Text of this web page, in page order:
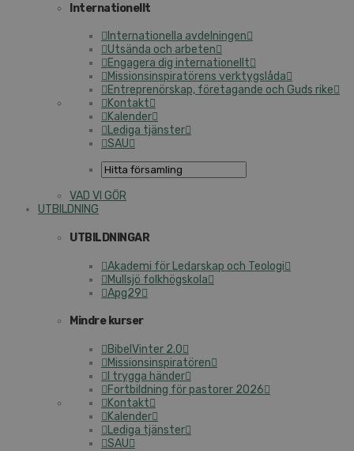
Internationellt
Internationella avdelningen
Utsända och arbeten
Engagera dig internationellt
Missionsinspiratörens verktygslåda
Entreprenörskap, företagande och Guds rike
Kontakt
Kalender
Lediga tjänster
SAU
VAD VI GÖR
UTBILDNING
UTBILDNINGAR
Akademi för Ledarskap och Teologi
Mullsjö folkhögskola
Apg29
Mindre kurser
BibelVinter 2.0
Missionsinspiratören
I trygga händer
Fortbildning för pastorer 2026
Kontakt
Kalender
Lediga tjänster
SAU